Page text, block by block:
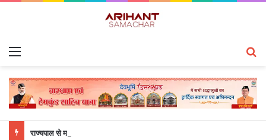
राज्यपाल से महालेखाकार, लेखापरीक्षा उत्तराखंड संजीव कुमार ने की शिष्टाचार भेंट